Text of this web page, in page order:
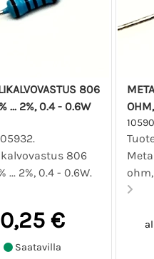
806
... 2%, 0.4 - 0.6W
806
... 2%, 0.4 - 0.6W.
0,25 €
Saatavilla
ohm,